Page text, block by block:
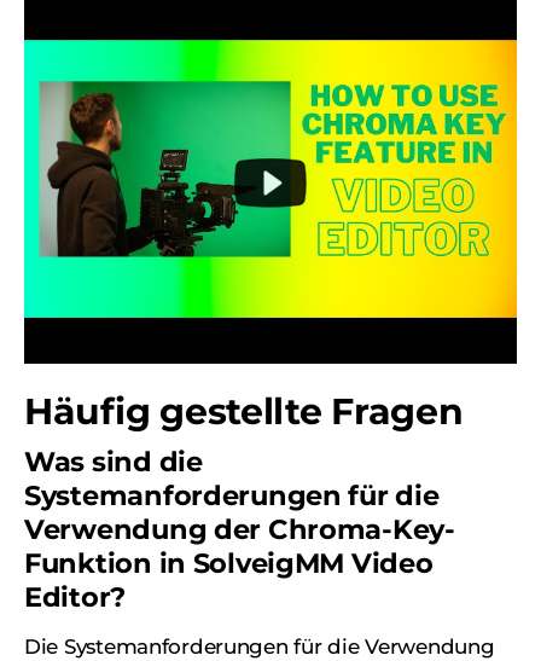
Häufig gestellte Fragen
Was sind die
Systemanforderungen für die
Verwendung der Chroma-Key-
Funktion in SolveigMM Video
Editor?
Die Systemanforderungen für die Verwendung